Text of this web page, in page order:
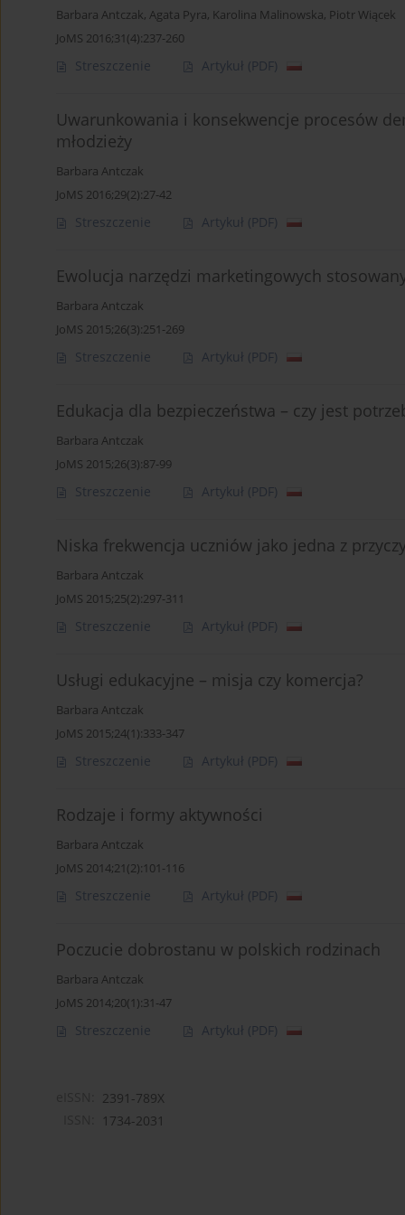
Barbara Antczak, Agata Pyra, Karolina Malinowska, Piotr Wiącek
JoMS 2016;31(4):237-260
Streszczenie Artykuł (PDF)
Uwarunkowania i konsekwencje procesów
młodzieży
Barbara Antczak
JoMS 2016;29(2):27-42
Streszczenie Artykuł (PDF)
Ewolucja narzędzi marketingowych
Barbara Antczak
JoMS 2015;26(3):251-269
Streszczenie Artykuł (PDF)
Edukacja dla bezpieczeństwa – czy jest
Barbara Antczak
JoMS 2015;26(3):87-99
Streszczenie Artykuł (PDF)
Niska frekwencja uczniów jako jedna z
Barbara Antczak
JoMS 2015;25(2):297-311
Streszczenie Artykuł (PDF)
Usługi edukacyjne – misja czy komercja?
Barbara Antczak
JoMS 2015;24(1):333-347
Streszczenie Artykuł (PDF)
Rodzaje i formy aktywności
Barbara Antczak
JoMS 2014;21(2):101-116
Streszczenie Artykuł (PDF)
Poczucie dobrostanu w polskich rodzinach
Barbara Antczak
JoMS 2014;20(1):31-47
Streszczenie Artykuł (PDF)
2391-789X
1734-2031